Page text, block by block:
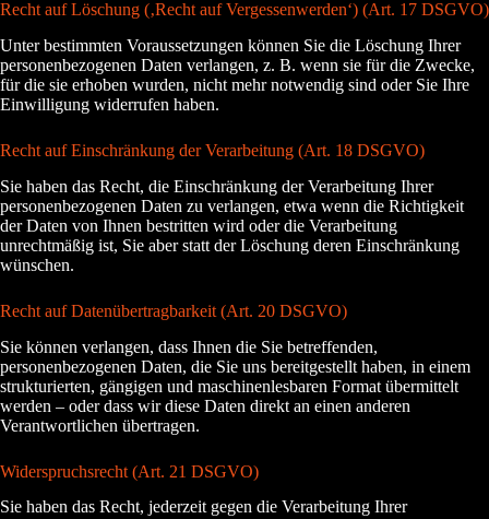
Recht auf Löschung (‚Recht auf Vergessenwerden‘) (Art. 17 DSGVO)
Unter bestimmten Voraussetzungen können Sie die Löschung Ihrer
personenbezogenen Daten verlangen, z. B. wenn sie für die Zwecke,
für die sie erhoben wurden, nicht mehr notwendig sind oder Sie Ihre
Einwilligung widerrufen haben.
Recht auf Einschränkung der Verarbeitung (Art. 18 DSGVO)
Sie haben das Recht, die Einschränkung der Verarbeitung Ihrer
personenbezogenen Daten zu verlangen, etwa wenn die Richtigkeit
der Daten von Ihnen bestritten wird oder die Verarbeitung
unrechtmäßig ist, Sie aber statt der Löschung deren Einschränkung
wünschen.
Recht auf Datenübertragbarkeit (Art. 20 DSGVO)
Sie können verlangen, dass Ihnen die Sie betreffenden,
personenbezogenen Daten, die Sie uns bereitgestellt haben, in einem
strukturierten, gängigen und maschinenlesbaren Format übermittelt
werden – oder dass wir diese Daten direkt an einen anderen
Verantwortlichen übertragen.
Widerspruchsrecht (Art. 21 DSGVO)
Sie haben das Recht, jederzeit gegen die Verarbeitung Ihrer